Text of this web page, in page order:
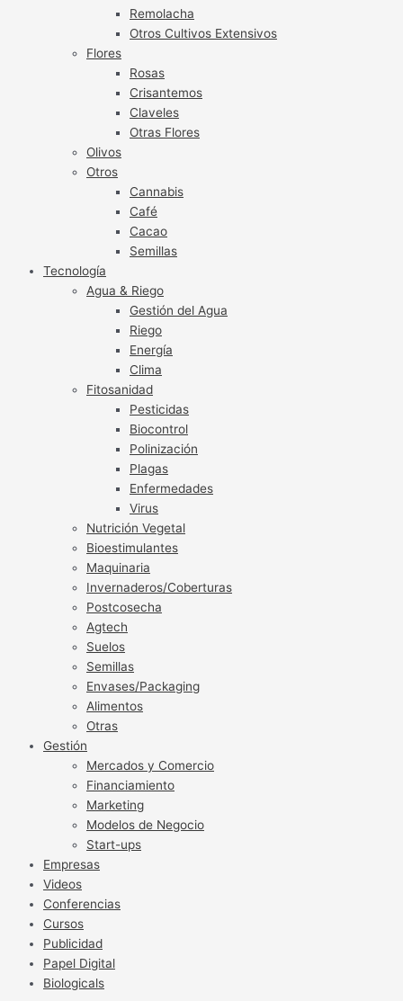
Remolacha
Otros Cultivos Extensivos
Flores
Rosas
Crisantemos
Claveles
Otras Flores
Olivos
Otros
Cannabis
Café
Cacao
Semillas
Tecnología
Agua & Riego
Gestión del Agua
Riego
Energía
Clima
Fitosanidad
Pesticidas
Biocontrol
Polinización
Plagas
Enfermedades
Virus
Nutrición Vegetal
Bioestimulantes
Maquinaria
Invernaderos/Coberturas
Postcosecha
Agtech
Suelos
Semillas
Envases/Packaging
Alimentos
Otras
Gestión
Mercados y Comercio
Financiamiento
Marketing
Modelos de Negocio
Start-ups
Empresas
Videos
Conferencias
Cursos
Publicidad
Papel Digital
Biologicals